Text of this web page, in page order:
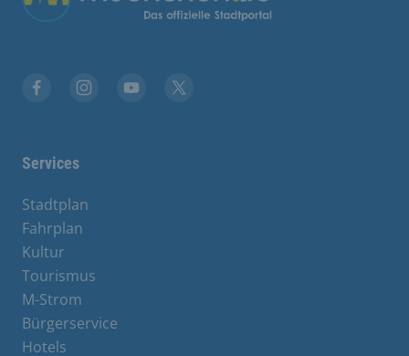
Services
Stadtplan
Fahrplan
Kultur
Tourismus
M-Strom
Bürgerservice
Hotels